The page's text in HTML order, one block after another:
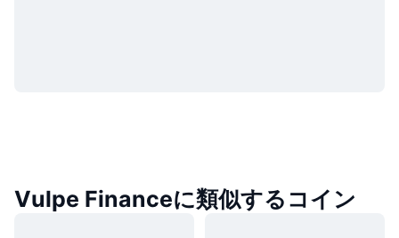
Vulpe Financeに類似するコイン